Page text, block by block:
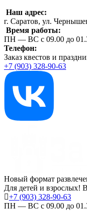
Наш адрес:
г. Саратов, ул.
Время работы:
ПН — ВС с 09.00 до
Телефон:
Заказ квестов и
+7 (903) 328-90-63
Новый формат
Для детей и взрослых!
+7 (903) 328-90-63
ПН — ВС с 09.00 до